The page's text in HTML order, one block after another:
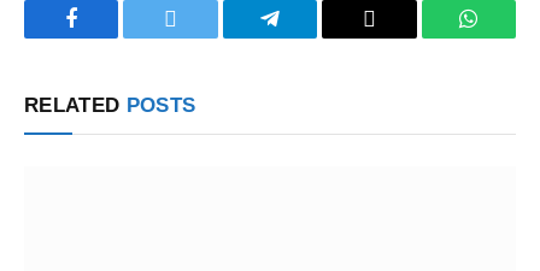
Facebook Twitter Telegram
Copy
RELATED POSTS